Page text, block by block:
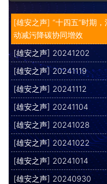
[雄安之声] “十四五”时期
动减污降碳协同增效
[雄安之声] 20241202
[雄安之声] 20241119
[雄安之声] 20241112
[雄安之声] 20241104
[雄安之声] 20241028
[雄安之声] 20241022
[雄安之声] 20241014
[雄安之声] 20240930